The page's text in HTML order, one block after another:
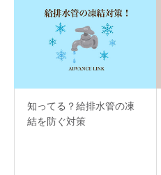
知ってる？給排水管の凍
結を防ぐ対策